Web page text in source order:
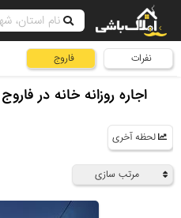
نفرات فاروج
اجاره روزانه خانه در
لحظه آخری
مرتب سازی